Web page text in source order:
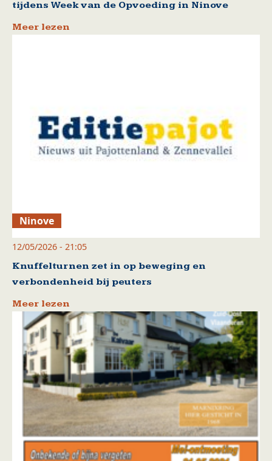
tijdens Week van de Opvoeding in Ninove
Meer lezen
Ninove
12/05/2026 - 21:05
Knuffelturnen zet in op beweging en
verbondenheid bij peuters
Meer lezen